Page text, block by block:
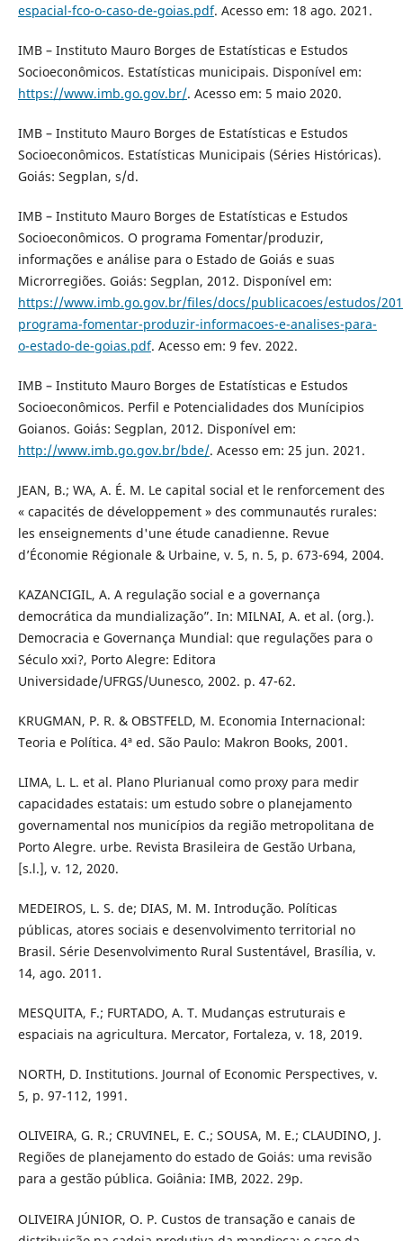
espacial-fco-o-caso-de-goias.pdf. Acesso em: 18 ago. 2021.
IMB – Instituto Mauro Borges de Estatísticas e Estudos
Socioeconômicos. Estatísticas municipais. Disponível em:
https://www.imb.go.gov.br/. Acesso em: 5 maio 2020.
IMB – Instituto Mauro Borges de Estatísticas e Estudos
Socioeconômicos. Estatísticas Municipais (Séries Históricas).
Goiás: Segplan, s/d.
IMB – Instituto Mauro Borges de Estatísticas e Estudos
Socioeconômicos. O programa Fomentar/produzir,
informações e análise para o Estado de Goiás e suas
Microrregiões. Goiás: Segplan, 2012. Disponível em:
https://www.imb.go.gov.br/files/docs/publicacoes/estudos/
programa-fomentar-produzir-informacoes-e-analises-para-
o-estado-de-goias.pdf. Acesso em: 9 fev. 2022.
IMB – Instituto Mauro Borges de Estatísticas e Estudos
Socioeconômicos. Perfil e Potencialidades dos Munícipios
Goianos. Goiás: Segplan, 2012. Disponível em:
http://www.imb.go.gov.br/bde/. Acesso em: 25 jun. 2021.
JEAN, B.; WA, A. É. M. Le capital social et le renforcement des
« capacités de développement » des communautés rurales:
les enseignements d'une étude canadienne. Revue
d’Économie Régionale & Urbaine, v. 5, n. 5, p. 673-694, 2004.
KAZANCIGIL, A. A regulação social e a governança
democrática da mundialização”. In: MILNAI, A. et al. (org.).
Democracia e Governança Mundial: que regulações para o
Século xxi?, Porto Alegre: Editora
Universidade/UFRGS/Uunesco, 2002. p. 47-62.
KRUGMAN, P. R. & OBSTFELD, M. Economia Internacional:
Teoria e Política. 4ª ed. São Paulo: Makron Books, 2001.
LIMA, L. L. et al. Plano Plurianual como proxy para medir
capacidades estatais: um estudo sobre o planejamento
governamental nos municípios da região metropolitana de
Porto Alegre. urbe. Revista Brasileira de Gestão Urbana,
[s.l.], v. 12, 2020.
MEDEIROS, L. S. de; DIAS, M. M. Introdução. Políticas
públicas, atores sociais e desenvolvimento territorial no
Brasil. Série Desenvolvimento Rural Sustentável, Brasília, v.
14, ago. 2011.
MESQUITA, F.; FURTADO, A. T. Mudanças estruturais e
espaciais na agricultura. Mercator, Fortaleza, v. 18, 2019.
NORTH, D. Institutions. Journal of Economic Perspectives, v.
5, p. 97-112, 1991.
OLIVEIRA, G. R.; CRUVINEL, E. C.; SOUSA, M. E.; CLAUDINO, J.
Regiões de planejamento do estado de Goiás: uma revisão
para a gestão pública. Goiânia: IMB, 2022. 29p.
OLIVEIRA JÚNIOR, O. P. Custos de transação e canais de